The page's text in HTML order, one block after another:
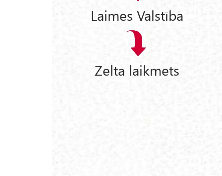
Laimes Valstība
Zelta laikmets